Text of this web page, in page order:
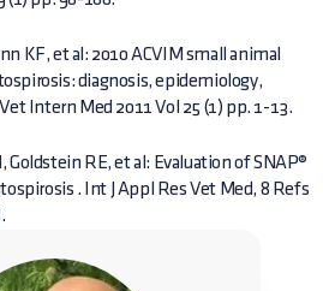
KF, et al: 2010 ACVIM small animal
diagnosis, epidemiology,
Intern Med 2011 Vol 25 (1) pp. 1-13.
Goldstein RE, et al: Evaluation of SNAP®
. Int J Appl Res Vet Med, 8 Refs